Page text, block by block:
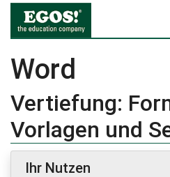
Word
Vertiefung:
Vorlagen und
Ihr Nutzen